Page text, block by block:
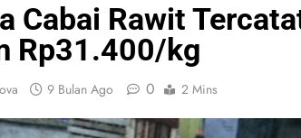
Cabai Rawit
Rp31.400/kg
9 Bulan Ago 0 2 Mins